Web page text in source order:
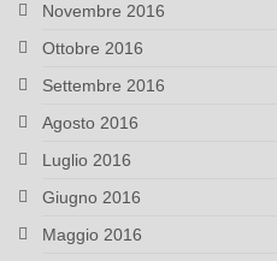
Novembre 2016
Ottobre 2016
Settembre 2016
Agosto 2016
Luglio 2016
Giugno 2016
Maggio 2016